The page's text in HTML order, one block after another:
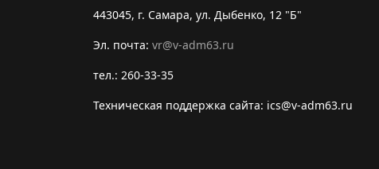
443045, г. Самара, ул. Дыбенко, 12 "Б"
Эл. почта: vr@v-adm63.ru
тел.: 260-33-35
Техническая поддержка сайта: ics@v-adm63.ru